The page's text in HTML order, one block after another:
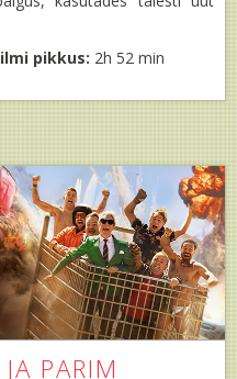
pikkus: 2h 52 min
PARIM